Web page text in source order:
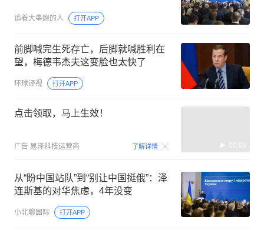
追着大事跑的人 打开APP
前脚喊完生死存亡，后脚就喊胜利在
望，梅德韦杰夫这变脸也太快了
环球译视 打开APP
点击领取，马上生效！
广告 易泽科技运营商 了解详情 00:09
从“盼中国站队”到“别让中国挺俄”：泽
连斯基的对华焦虑，4年没变
小北聊国际 打开APP